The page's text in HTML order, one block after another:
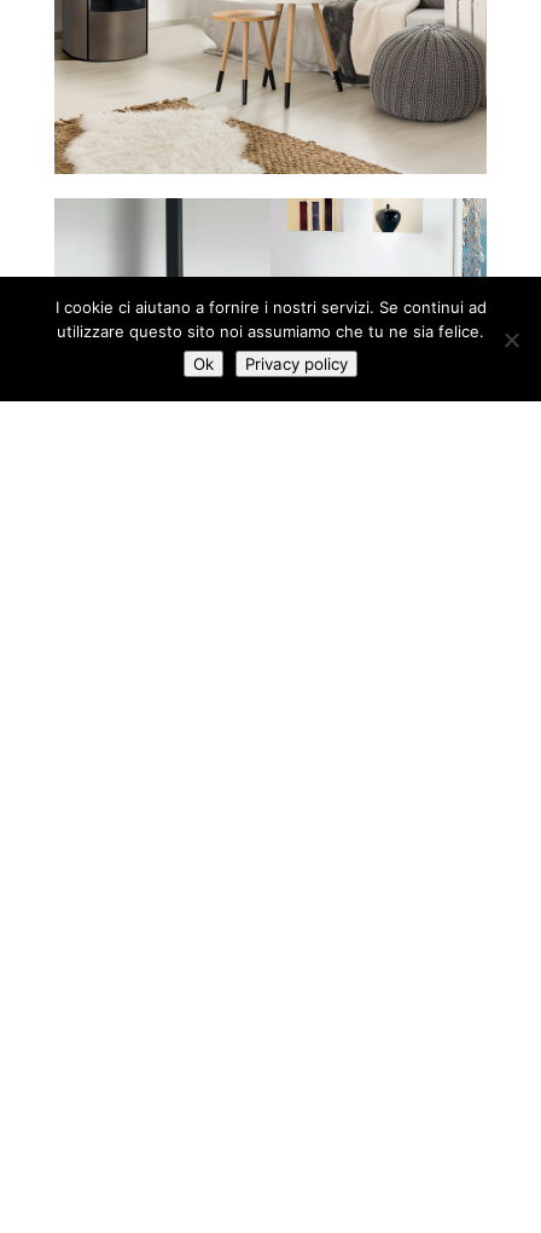
I cookie ci aiutano a fornire i nostri servizi. Se continui ad
utilizzare questo sito noi assumiamo che tu ne sia felice.
Ok
Privacy policy